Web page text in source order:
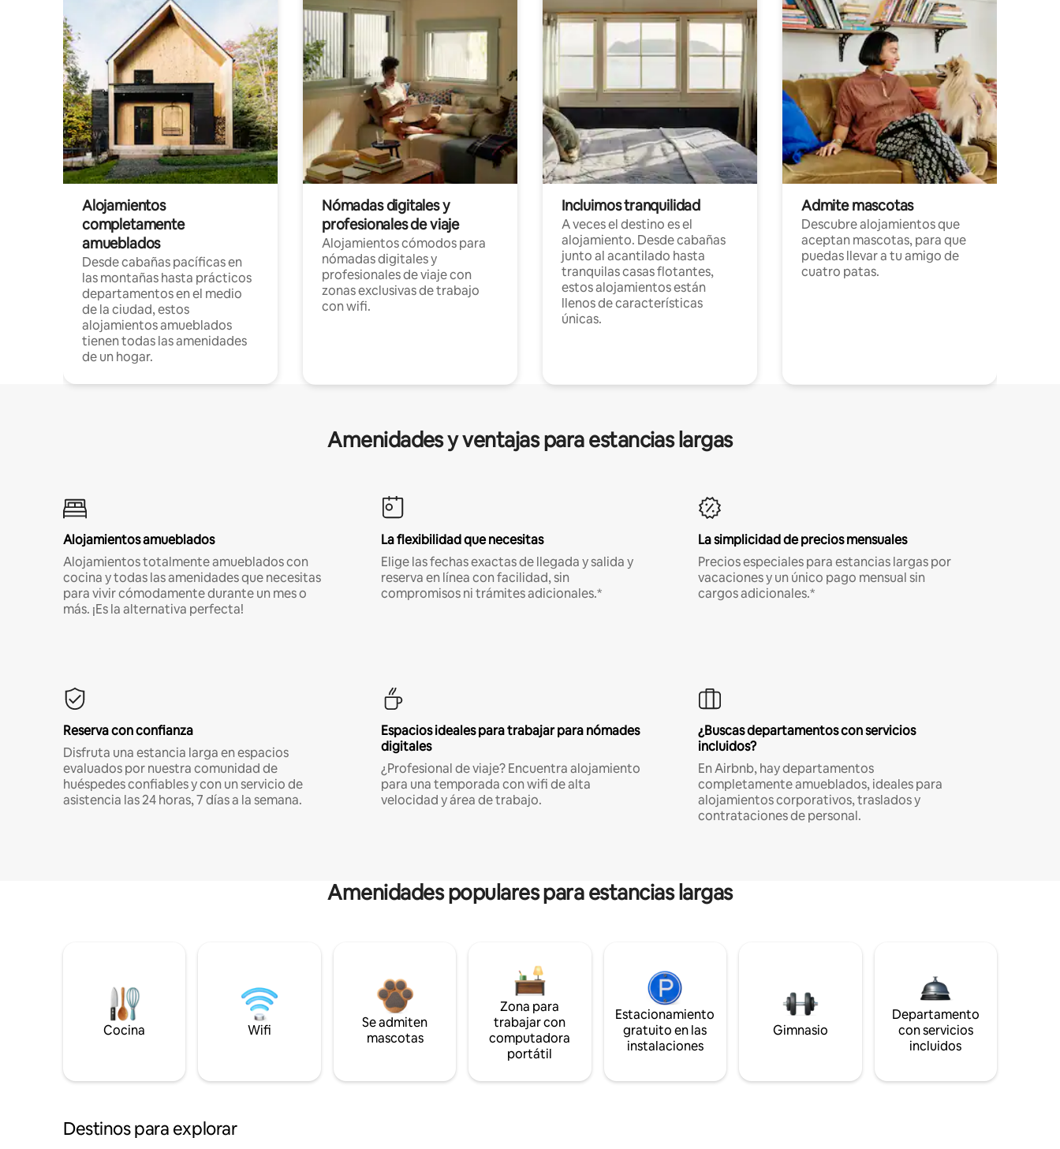
Alojamientos
completamente
amueblados
Desde cabañas pacíficas en
las montañas hasta prácticos
departamentos en el medio
de la ciudad, estos
alojamientos amueblados
tienen todas las amenidades
de un hogar.
Nómadas digitales y
profesionales de viaje
Alojamientos cómodos para
nómadas digitales y
profesionales de viaje con
zonas exclusivas de trabajo
con wifi.
Incluimos tranquilidad
A veces el destino es el
alojamiento. Desde cabañas
junto al acantilado hasta
tranquilas casas flotantes,
estos alojamientos están
llenos de características
únicas.
Admite mascotas
Descubre alojamientos que
aceptan mascotas, para que
puedas llevar a tu amigo de
cuatro patas.
Amenidades y ventajas para estancias largas
Alojamientos amueblados
Alojamientos totalmente amueblados con
cocina y todas las amenidades que necesitas
para vivir cómodamente durante un mes o
más. ¡Es la alternativa perfecta!
La flexibilidad que necesitas
Elige las fechas exactas de llegada y salida y
reserva en línea con facilidad, sin
compromisos ni trámites adicionales.*
La simplicidad de precios mensuales
Precios especiales para estancias largas por
vacaciones y un único pago mensual sin
cargos adicionales.*
Reserva con confianza
Disfruta una estancia larga en espacios
evaluados por nuestra comunidad de
huéspedes confiables y con un servicio de
asistencia las 24 horas, 7 días a la semana.
Espacios ideales para trabajar para nómades
digitales
¿Profesional de viaje? Encuentra alojamiento
para una temporada con wifi de alta
velocidad y área de trabajo.
¿Buscas departamentos con servicios
incluidos?
En Airbnb, hay departamentos
completamente amueblados, ideales para
alojamientos corporativos, traslados y
contrataciones de personal.
Amenidades populares para estancias largas
Cocina Wifi
Se admiten
mascotas
Zona para
trabajar con
computadora
portátil
Estacionamiento
gratuito en las
instalaciones
Gimnasio
Departamento
con servicios
incluidos
Destinos para explorar